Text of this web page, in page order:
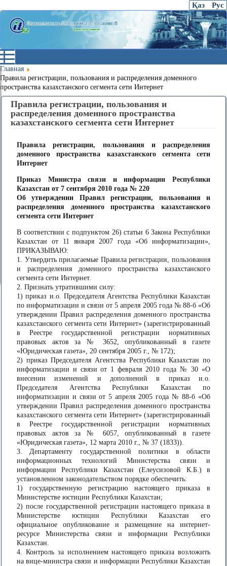
Қаз Рус
Главная
Правила регистрации, пользования и распределения доменного
пространства казахстанского сегмента сети Интернет
Правила регистрации, пользования и
распределения доменного пространства
казахстанского сегмента сети Интернет
Правила регистрации, пользования и распределения
доменного пространства казахстанского сегмента сети
Интернет
Приказ Министра связи и информации Республики
Казахстан от 7 сентября 2010 года № 220
Об утверждении Правил регистрации, пользования и
распределения доменного пространства казахстанского
сегмента сети Интернет
В соответствии с подпунктом 26) статьи 6 Закона Республики
Казахстан от 11 января 2007 года «Об информатизации»,
ПРИКАЗЫВАЮ:
1. Утвердить прилагаемые Правила регистрации, пользования
и распределения доменного пространства казахстанского
сегмента сети Интернет.
2. Признать утратившими силу:
1) приказ и.о. Председателя Агентства Республики Казахстан
по информатизации и связи от 5 апреля 2005 года № 88-б «Об
утверждении Правил распределения доменного пространства
казахстанского сегмента сети Интернет» (зарегистрированный
в Реестре государственной регистрации нормативных
правовых актов за № 3652, опубликованный в газете
«Юридическая газета», 20 сентября 2005 г., № 172);
2) приказ Председателя Агентства Республики Казахстан по
информатизации и связи от 1 февраля 2010 года № 30 «О
внесении изменений и дополнений в приказ и.о.
Председателя Агентства Республики Казахстан по
информатизации и связи от 5 апреля 2005 года № 88-б «Об
утверждении Правил распределения доменного пространства
казахстанского сегмента сети Интернет» (зарегистрированный
в Реестре государственной регистрации нормативных
правовых актов за № 6057, опубликованный в газете
«Юридическая газета», 12 марта 2010 г., № 37 (1833)).
3. Департаменту государственной политики в области
информационных технологий Министерства связи и
информации Республики Казахстан (Елеусизовой К.Б.) в
установленном законодательством порядке обеспечить:
1) государственную регистрацию настоящего приказа в
Министерстве юстиции Республики Казахстан;
2) после государственной регистрации настоящего приказа в
Министерстве юстиции Республики Казахстан его
официальное опубликование и размещение на интернет-
ресурсе Министерства связи и информации Республики
Казахстан.
4. Контроль за исполнением настоящего приказа возложить
на вице-министра связи и информации Республики Казахстан